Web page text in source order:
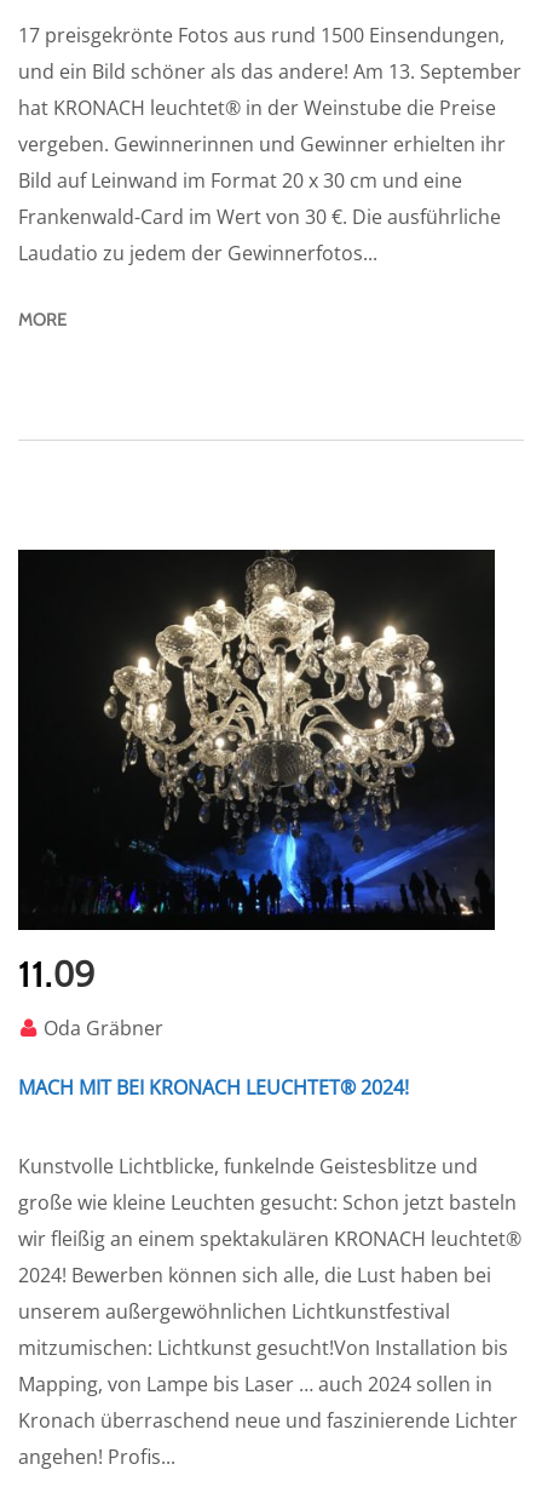
17 preisgekrönte Fotos aus rund 1500 Einsendungen,
und ein Bild schöner als das andere! Am 13. September
hat KRONACH leuchtet® in der Weinstube die Preise
vergeben. Gewinnerinnen und Gewinner erhielten ihr
Bild auf Leinwand im Format 20 x 30 cm und eine
Frankenwald-Card im Wert von 30 €. Die ausführliche
Laudatio zu jedem der Gewinnerfotos...
MORE
11.09
Oda Gräbner
MACH MIT BEI KRONACH LEUCHTET® 2024!
Kunstvolle Lichtblicke, funkelnde Geistesblitze und
große wie kleine Leuchten gesucht: Schon jetzt basteln
wir fleißig an einem spektakulären KRONACH leuchtet®
2024! Bewerben können sich alle, die Lust haben bei
unserem außergewöhnlichen Lichtkunstfestival
mitzumischen: Lichtkunst gesucht!Von Installation bis
Mapping, von Lampe bis Laser … auch 2024 sollen in
Kronach überraschend neue und faszinierende Lichter
angehen! Profis...